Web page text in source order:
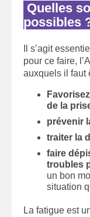
Quelles
possibles
Il s’agit
pour ce faire,
auxquels il faut
de la
prévenir
traiter la
faire
troubles
un bon
situation
La fatigue est